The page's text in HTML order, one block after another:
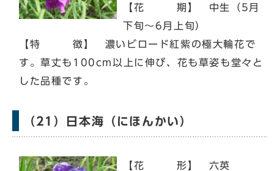
【花 期】 中生（5月
下旬～6月上旬）
【特 徴】 濃いビロード紅紫の極大輪花で
す。草丈も100cm以上に伸び、花も草姿も堂々と
した品種です。
（21）日本海（にほんかい）
【花 形】 六英